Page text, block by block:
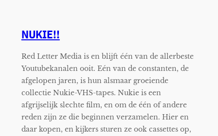
NUKIE!!
Red Letter Media is en blijft één van de allerbeste
Youtubekanalen ooit. Eén van de constanten, de
afgelopen jaren, is hun alsmaar groeiende
collectie Nukie-VHS-tapes. Nukie is een
afgrijselijk slechte film, en om de één of andere
reden zijn ze die beginnen verzamelen. Hier en
daar kopen, en kijkers sturen ze ook cassettes op,